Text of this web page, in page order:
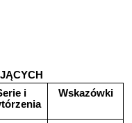
i
Wskazówki